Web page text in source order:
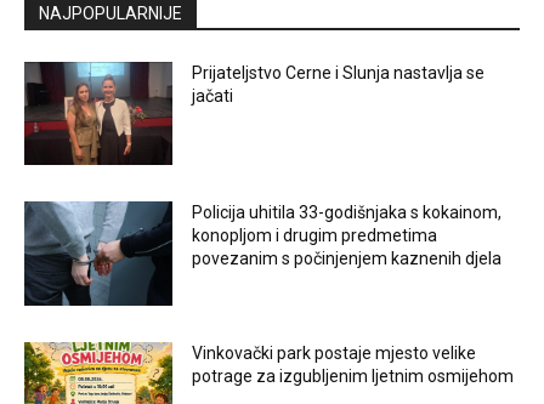
NAJPOPULARNIJE
Prijateljstvo Cerne i Slunja nastavlja se
jačati
Policija uhitila 33-godišnjaka s kokainom,
konopljom i drugim predmetima
povezanim s počinjenjem kaznenih djela
Vinkovački park postaje mjesto velike
potrage za izgubljenim ljetnim osmijehom